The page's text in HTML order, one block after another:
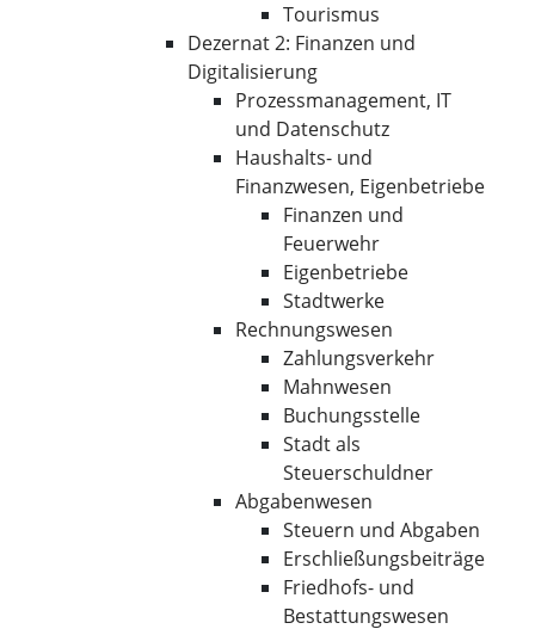
Tourismus
Dezernat 2: Finanzen und
Digitalisierung
Prozessmanagement, IT
und Datenschutz
Haushalts- und
Finanzwesen, Eigenbetriebe
Finanzen und
Feuerwehr
Eigenbetriebe
Stadtwerke
Rechnungswesen
Zahlungsverkehr
Mahnwesen
Buchungsstelle
Stadt als
Steuerschuldner
Abgabenwesen
Steuern und Abgaben
Erschließungsbeiträge
Friedhofs- und
Bestattungswesen